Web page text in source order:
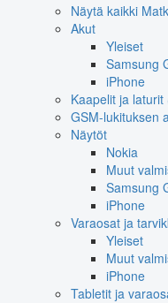
Näytä kaikki
Akut
Yleiset
Samsung
iPhone
Kaapelit ja laturit
GSM-lukituksen
Näytöt
Nokia
Muut
Samsung
iPhone
Varaosat ja
Yleiset
Muut
iPhone
Tabletit ja